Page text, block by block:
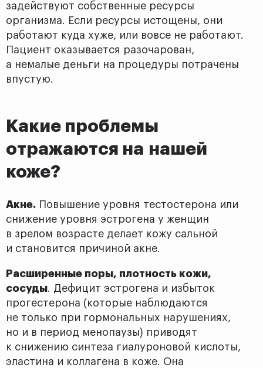
задействуют собственные ресурсы
организма. Если ресурсы истощены, они
работают куда хуже, или вовсе не работают.
Пациент оказывается разочарован,
а немалые деньги на процедуры потрачены
впустую.
Какие проблемы
отражаются на нашей
коже?
Акне. Повышение уровня тестостерона или
снижение уровня эстрогена у женщин
в зрелом возрасте делает кожу сальной
и становится причиной акне.
Расширенные поры, плотность кожи,
сосуды. Дефицит эстрогена и избыток
прогестерона (которые наблюдаются
не только при гормональных нарушениях,
но и в период менопаузы) приводят
к снижению синтеза гиалуроновой кислоты,
эластина и коллагена в коже. Она